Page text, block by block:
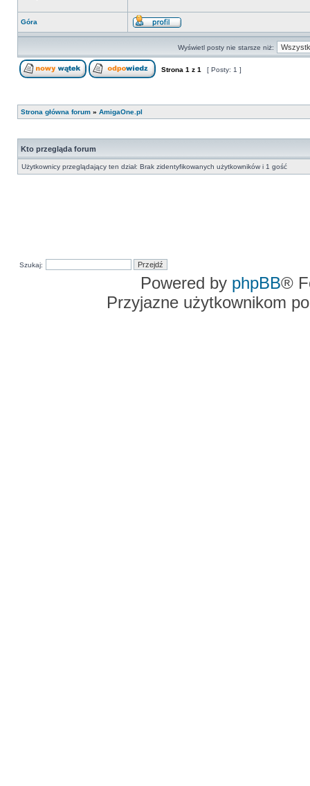
Góra
Wyświetl posty nie starsze niż:
Strona 1 z 1 [ Posty: 1 ]
Strona główna forum » AmigaOne.pl
Kto przegląda forum
Użytkownicy przeglądający ten dział: Brak zidentyfikowanych użytkowników i 1 gość
Szukaj:
Powered by phpBB®
Przyjazne użytkownikom